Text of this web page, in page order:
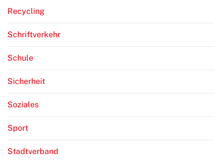
Recycling
Schriftverkehr
Schule
Sicherheit
Soziales
Sport
Stadtverband